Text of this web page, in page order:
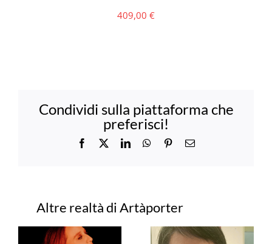
409,00 €
Condividi sulla piattaforma che
preferisci!
Facebook LinkedInWhatsApp
PinterestEmail
Progetti correlati